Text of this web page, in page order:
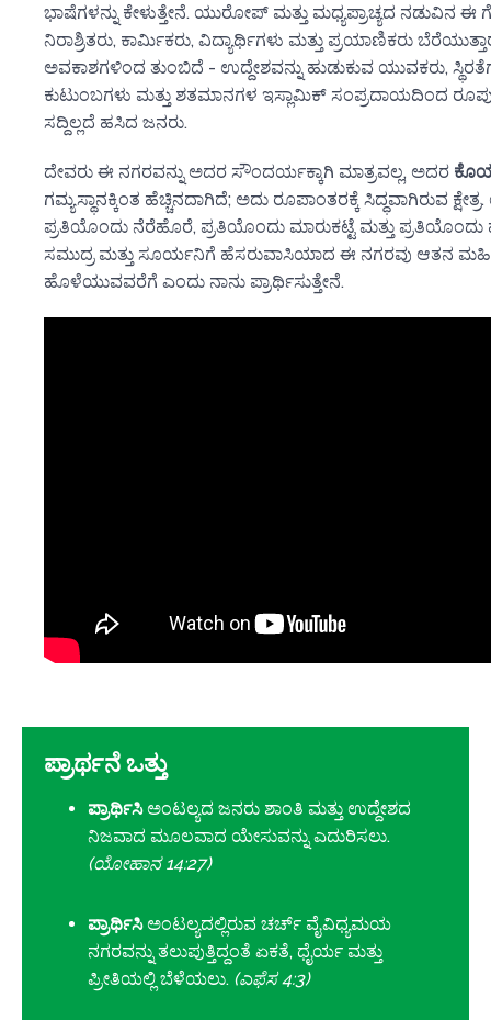
ಭಾಷೆಗಳನ್ನು ಕೇಳುತ್ತೇನೆ. ಯುರೋಪ್ ಮತ್ತು ಮಧ್ಯಪ್ರಾಚ್ಯದ ನಡುವಿನ ಈ
ನಿರಾಶ್ರಿತರು, ಕಾರ್ಮಿಕರು, ವಿದ್ಯಾರ್ಥಿಗಳು ಮತ್ತು ಪ್ರಯಾಣಿಕರು
ಅವಕಾಶಗಳಿಂದ ತುಂಬಿದೆ - ಉದ್ದೇಶವನ್ನು ಹುಡುಕುವ ಯುವಕರು,
ಕುಟುಂಬಗಳು ಮತ್ತು ಶತಮಾನಗಳ ಇಸ್ಲಾಮಿಕ್ ಸಂಪ್ರದಾಯದಿಂದ
ಸದ್ದಿಲ್ಲದೆ ಹಸಿದ ಜನರು.
ದೇವರು ಈ ನಗರವನ್ನು ಅದರ ಸೌಂದರ್ಯಕ್ಕಾಗಿ ಮಾತ್ರವಲ್ಲ, ಅದರ
ಗಮ್ಯಸ್ಥಾನಕ್ಕಿಂತ ಹೆಚ್ಚಿನದಾಗಿದೆ; ಅದು ರೂಪಾಂತರಕ್ಕೆ ಸಿದ್ಧವಾಗಿರುವ
ಪ್ರತಿಯೊಂದು ನೆರೆಹೊರೆ, ಪ್ರತಿಯೊಂದು ಮಾರುಕಟ್ಟೆ ಮತ್ತು
ಸಮುದ್ರ ಮತ್ತು ಸೂರ್ಯನಿಗೆ ಹೆಸರುವಾಸಿಯಾದ ಈ ನಗರವು ಆತನ
ಹೊಳೆಯುವವರೆಗೆ ಎಂದು ನಾನು ಪ್ರಾರ್ಥಿಸುತ್ತೇನೆ.
ಪ್ರಾರ್ಥನೆ ಒತ್ತು
ಪ್ರಾರ್ಥಿಸಿಅಂಟಲ್ಯದ ಜನರು ಶಾಂತಿ ಮತ್ತು ಉದ್ದೇಶದ
ನಿಜವಾದ ಮೂಲವಾದ ಯೇಸುವನ್ನು ಎದುರಿಸಲು.
(ಯೋಹಾನ 14:27)
ಪ್ರಾರ್ಥಿಸಿಅಂಟಲ್ಯದಲ್ಲಿರುವ ಚರ್ಚ್ ವೈವಿಧ್ಯಮಯ
ನಗರವನ್ನು ತಲುಪುತ್ತಿದ್ದಂತೆ ಏಕತೆ, ಧೈರ್ಯ ಮತ್ತು
ಪ್ರೀತಿಯಲ್ಲಿ ಬೆಳೆಯಲು. (ಎಫೆಸ 4:3)